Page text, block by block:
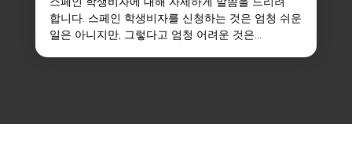
합니다. 스페인 학생비자를 신청하는 것은 엄청 쉬운
일은 아니지만, 그렇다고 엄청 어려운 것은...